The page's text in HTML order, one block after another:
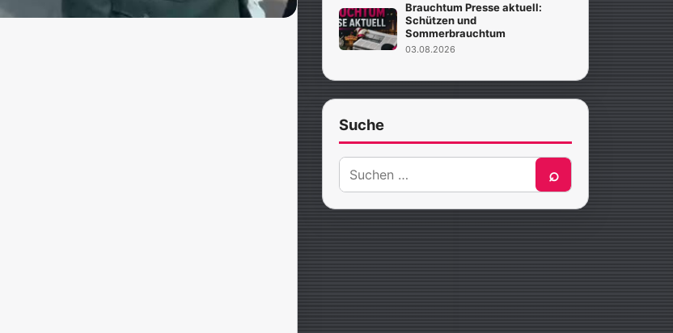
Brauchtum Presse aktuell:
Schützen und
Sommerbrauchtum
03.08.2026
Suche
Suche
nach:
⌕